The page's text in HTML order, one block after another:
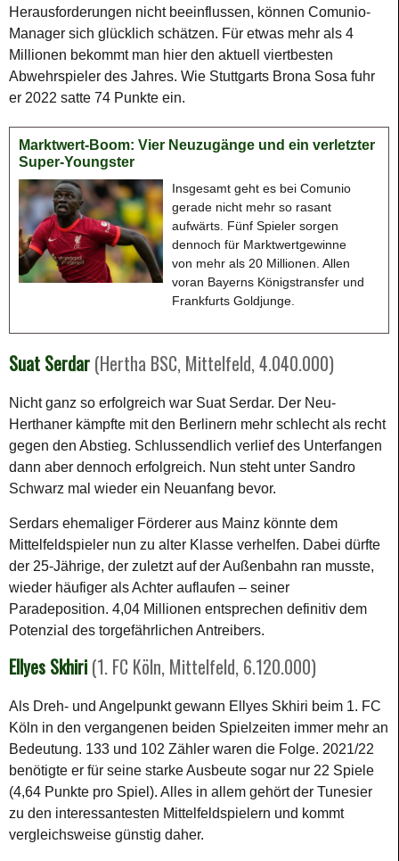
Herausforderungen nicht beeinflussen, können Comunio-
Manager sich glücklich schätzen. Für etwas mehr als 4
Millionen bekommt man hier den aktuell viertbesten
Abwehrspieler des Jahres. Wie Stuttgarts Brona Sosa fuhr
er 2022 satte 74 Punkte ein.
Marktwert-Boom: Vier Neuzugänge und ein verletzter
Super-Youngster
Insgesamt geht es bei Comunio
gerade nicht mehr so rasant
aufwärts. Fünf Spieler sorgen
dennoch für Marktwertgewinne
von mehr als 20 Millionen. Allen
voran Bayerns Königstransfer und
Frankfurts Goldjunge.
Suat Serdar (Hertha BSC, Mittelfeld, 4.040.000)
Nicht ganz so erfolgreich war Suat Serdar. Der Neu-
Herthaner kämpfte mit den Berlinern mehr schlecht als recht
gegen den Abstieg. Schlussendlich verlief des Unterfangen
dann aber dennoch erfolgreich. Nun steht unter Sandro
Schwarz mal wieder ein Neuanfang bevor.
Serdars ehemaliger Förderer aus Mainz könnte dem
Mittelfeldspieler nun zu alter Klasse verhelfen. Dabei dürfte
der 25-Jährige, der zuletzt auf der Außenbahn ran musste,
wieder häufiger als Achter auflaufen – seiner
Paradeposition. 4,04 Millionen entsprechen definitiv dem
Potenzial des torgefährlichen Antreibers.
Ellyes Skhiri (1. FC Köln, Mittelfeld, 6.120.000)
Als Dreh- und Angelpunkt gewann Ellyes Skhiri beim 1. FC
Köln in den vergangenen beiden Spielzeiten immer mehr an
Bedeutung. 133 und 102 Zähler waren die Folge. 2021/22
benötigte er für seine starke Ausbeute sogar nur 22 Spiele
(4,64 Punkte pro Spiel). Alles in allem gehört der Tunesier
zu den interessantesten Mittelfeldspielern und kommt
vergleichsweise günstig daher.